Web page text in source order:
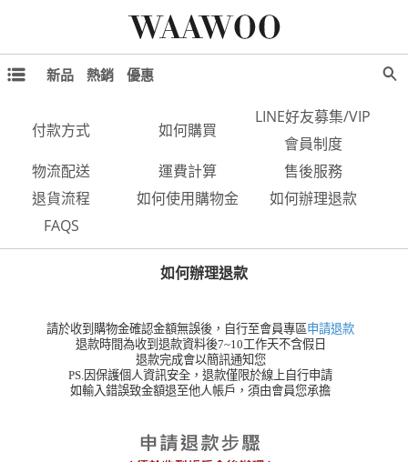
新品 熱銷 優惠
付款方式 如何購買
LINE好友募集/VIP
會員制度
物流配送
運費計算
售後服務
退貨流程
如何使用購物金
如何辦理退款
FAQS
如何辦理退款
請於收到購物金確認金額無誤後，自行至會員專區申請退款
退款時間為收到退款資料後7~10工作天不含假日
退款完成會以簡訊通知您
PS.因保護個人資訊安全，退款僅限於線上自行申請
如輸入錯誤致金額退至他人帳戶，須由會員您承擔